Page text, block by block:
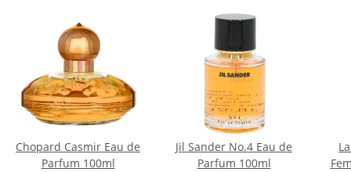
Chopard Casmir Eau de
Parfum 100ml
Jil Sander No.4 Eau de
Parfum 100ml